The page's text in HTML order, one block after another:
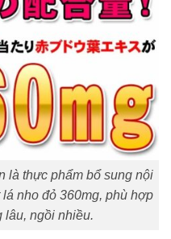
là thực phẩm bổ sung nội
nho đỏ 360mg, phù hợp
lâu, ngồi nhiều.